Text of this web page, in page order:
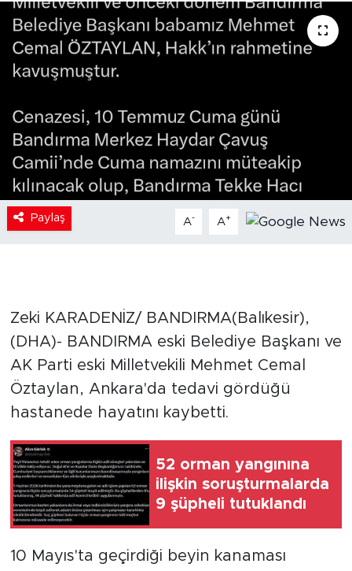
Paylaş A- A+
Zeki KARADENİZ/ BANDIRMA(Balıkesir),
(DHA)- BANDIRMA eski Belediye Başkanı ve
AK Parti eski Milletvekili Mehmet Cemal
Öztaylan, Ankara'da tedavi gördüğü
hastanede hayatını kaybetti.
52 orman yangınına
ilişkin soruşturmalarda
9 şüpheli tutuklandı
10 Mayıs'ta geçirdiği beyin kanaması